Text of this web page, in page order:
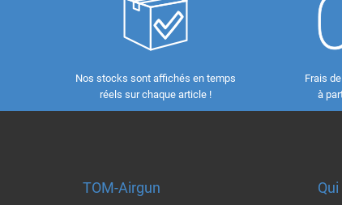
Nos stocks sont affichés en temps
réels sur chaque article !
Frais
à
TOM-Airgun